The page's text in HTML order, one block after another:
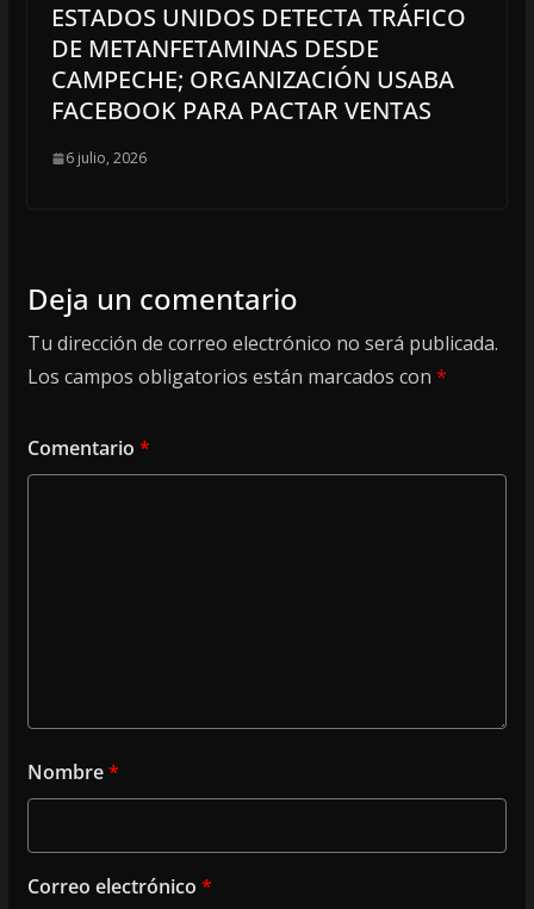
ESTADOS UNIDOS DETECTA TRÁFICO
DE METANFETAMINAS DESDE
CAMPECHE; ORGANIZACIÓN USABA
FACEBOOK PARA PACTAR VENTAS
6 julio, 2026
Deja un comentario
Tu dirección de correo electrónico no será publicada.
Los campos obligatorios están marcados con *
Comentario *
Nombre*
Correo electrónico *